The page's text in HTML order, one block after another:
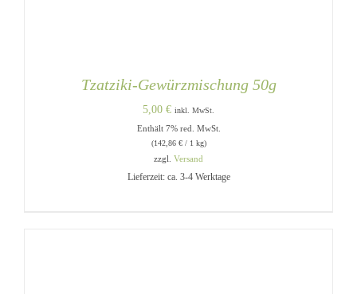
Tzatziki-Gewürzmischung 50g
5,00 € inkl. MwSt.
Enthält 7% red. MwSt.
(142,86 €/ 1 kg)
zzgl. Versand
Lieferzeit: ca. 3-4 Werktage